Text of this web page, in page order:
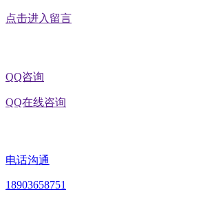
点击进入留言
QQ咨询
QQ在线咨询
电话沟通
18903658751